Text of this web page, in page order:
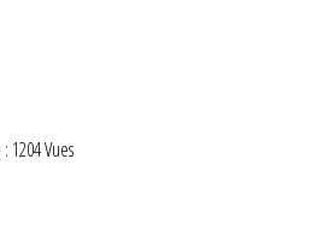
1204 Vues